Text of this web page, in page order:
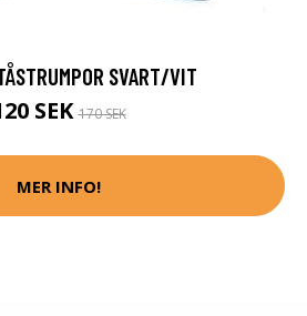
SVART/VIT
SEK170 SEK
MER INFO!